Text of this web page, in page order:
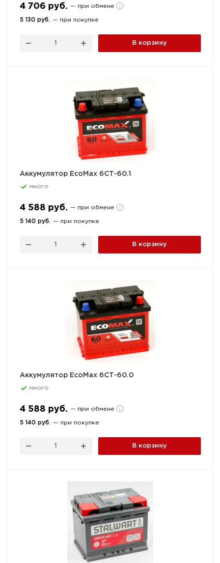
4 706 руб. — при обмене
5 130 руб. — при покупке
В корзину
Аккумулятор EcoMax 6СТ-60.1
много
4 588 руб. — при обмене
5 140 руб. — при покупке
В корзину
Аккумулятор EcoMax 6СТ-60.0
много
4 588 руб. — при обмене
5 140 руб. — при покупке
В корзину